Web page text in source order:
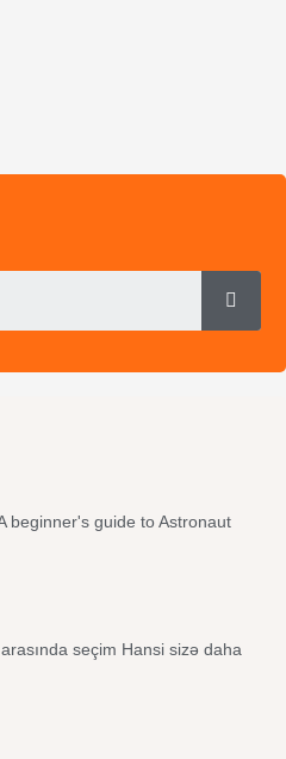
beginner's guide to Astronaut
seçim Hansi sizə daha